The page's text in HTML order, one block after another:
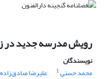
رویش مدرسه جدید در
نویسندگان
محمد حسنی1 علیرضا